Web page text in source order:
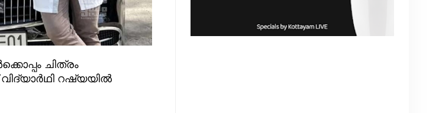
ചിത്രം
റഷ്യയിൽ